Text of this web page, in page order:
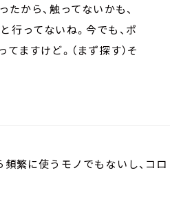
から、触ってないかも、
行ってないね。今でも、ポ
ますけど。（まず探す）そ
繁に使うモノでもないし、コロ